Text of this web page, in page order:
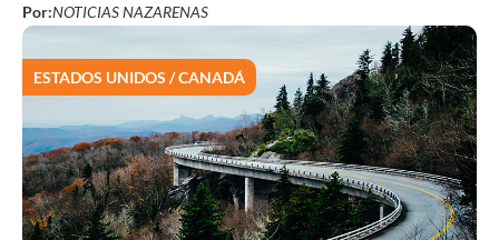
Por:NOTICIAS NAZARENAS
ESTADOS UNIDOS / CANADÁ